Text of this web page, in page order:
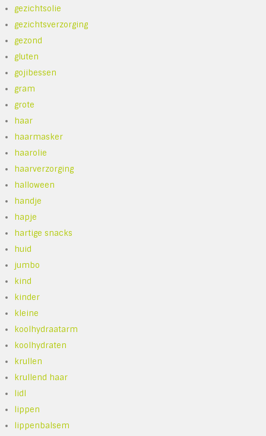
gezichtsolie
gezichtsverzorging
gezond
gluten
gojibessen
gram
grote
haar
haarmasker
haarolie
haarverzorging
halloween
handje
hapje
hartige snacks
huid
jumbo
kind
kinder
kleine
koolhydraatarm
koolhydraten
krullen
krullend haar
lidl
lippen
lippenbalsem